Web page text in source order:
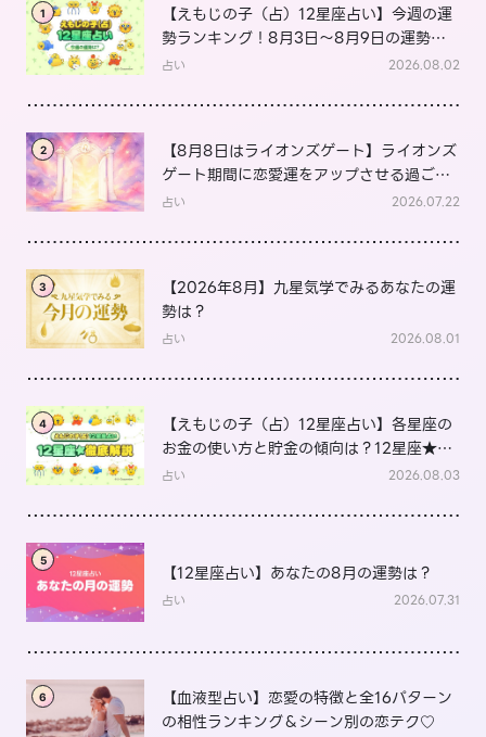
1
【えもじの子（占）12星座占い】今週の運
勢ランキング！8月3日～8月9日の運勢
は？
占い 2026.08.02
2
【8月8日はライオンズゲート】ライオンズ
ゲート期間に恋愛運をアップさせる過ごし
方は？
占い 2026.07.22
3
【2026年8月】九星気学でみるあなたの運
勢は？
占い 2026.08.01
4
【えもじの子（占）12星座占い】各星座の
お金の使い方と貯金の傾向は？12星座★徹
底解説
占い 2026.08.03
5
【12星座占い】あなたの8月の運勢は？
占い 2026.07.31
6
【血液型占い】恋愛の特徴と全16パターン
の相性ランキング＆シーン別の恋テク♡